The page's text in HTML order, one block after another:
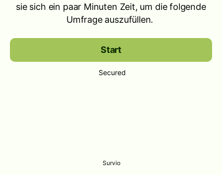
sie sich ein paar Minuten Zeit, um die folgende
Umfrage auszufüllen.
Start
Secured
Survio